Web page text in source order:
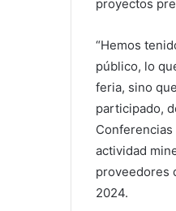
proyectos
“Hemos
público, lo
feria, sino
participado,
actividad
proveedores
2024.